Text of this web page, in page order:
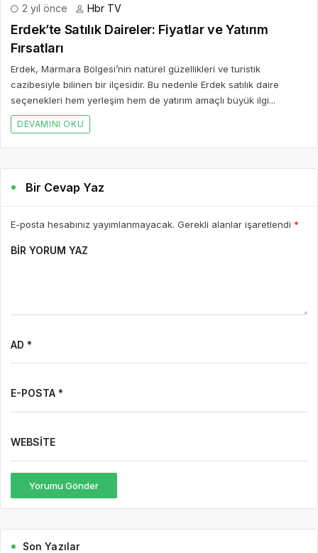
2 yıl önce Hbr TV
Erdek’te Satılık Daireler: Fiyatlar ve Yatırım
Fırsatları
Erdek, Marmara Bölgesi’nin natürel güzellikleri ve turistik
cazibesiyle bilinen bir ilçesidir. Bu nedenle Erdek satılık daire
seçenekleri hem yerleşim hem de yatırım amaçlı büyük ilgi...
DEVAMINI OKU
Bir Cevap Yaz
E-posta hesabınız yayımlanmayacak. Gerekli alanlar işaretlendi *
BIR YORUM YAZ
AD *
E-POSTA *
WEBSITE
Yorumu Gönder
Son Yazılar